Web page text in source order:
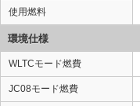
使用燃料
環境仕様
WLTCモード燃費
JC08モード燃費